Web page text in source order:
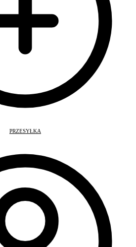
PRZESYŁKA